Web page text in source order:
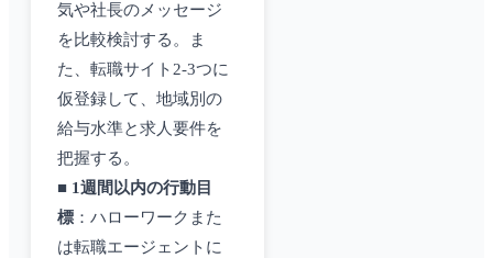
気や社長のメッセージ
を比較検討する。ま
た、転職サイト2-3つに
仮登録して、地域別の
給与水準と求人要件を
把握する。
■ 1週間以内の行動目
標 ：ハローワークまた
は転職エージェントに